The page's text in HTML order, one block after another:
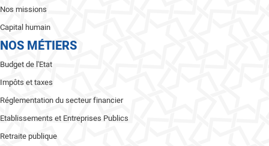
Nos missions
Capital humain
NOS MÉTIERS
Budget de l'Etat
Impôts et taxes
Réglementation du secteur financier
Etablissements et Entreprises Publics
Retraite publique